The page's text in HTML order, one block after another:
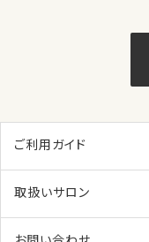
ご利用ガイド
取扱いサロン